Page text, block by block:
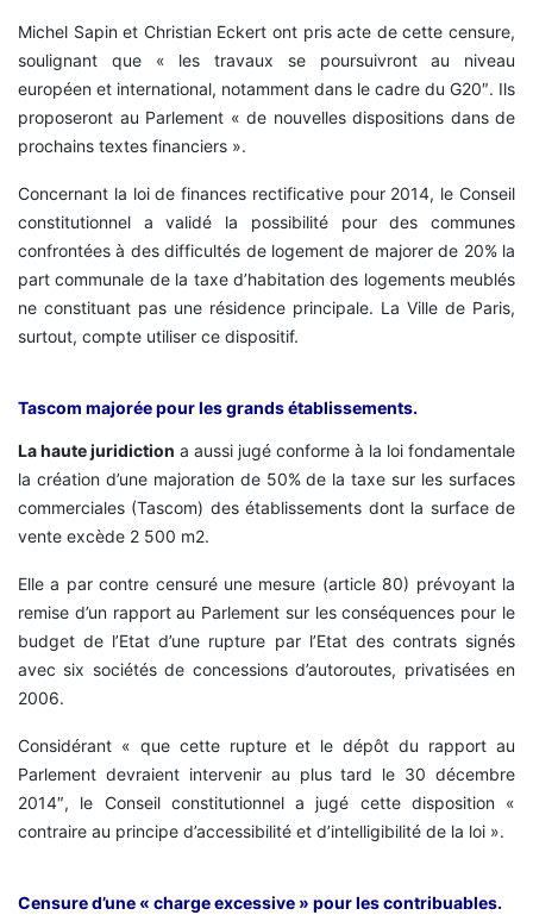
Michel Sapin et Christian Eckert ont pris acte de cette censure,
soulignant que « les travaux se poursuivront au niveau
européen et international, notamment dans le cadre du G20″. Ils
proposeront au Parlement « de nouvelles dispositions dans de
prochains textes financiers ».
Concernant la loi de finances rectificative pour 2014, le Conseil
constitutionnel a validé la possibilité pour des communes
confrontées à des difficultés de logement de majorer de 20% la
part communale de la taxe d’habitation des logements meublés
ne constituant pas une résidence principale. La Ville de Paris,
surtout, compte utiliser ce dispositif.
Tascom majorée pour les grands établissements.
La haute juridiction a aussi jugé conforme à la loi fondamentale
la création d’une majoration de 50% de la taxe sur les surfaces
commerciales (Tascom) des établissements dont la surface de
vente excède 2 500 m2.
Elle a par contre censuré une mesure (article 80) prévoyant la
remise d’un rapport au Parlement sur les conséquences pour le
budget de l’Etat d’une rupture par l’Etat des contrats signés
avec six sociétés de concessions d’autoroutes, privatisées en
2006.
Considérant « que cette rupture et le dépôt du rapport au
Parlement devraient intervenir au plus tard le 30 décembre
2014″, le Conseil constitutionnel a jugé cette disposition «
contraire au principe d’accessibilité et d’intelligibilité de la loi ».
Censure d’une « charge excessive » pour les contribuables.